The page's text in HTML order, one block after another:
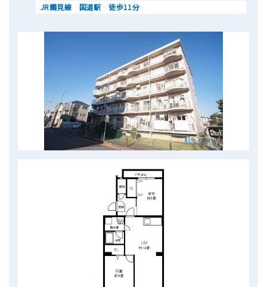
JR鶴見線 国道駅 徒歩11分